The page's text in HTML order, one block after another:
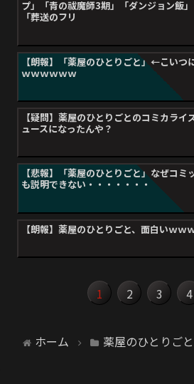
プ」「青の祓魔師3期」「ダンジョン飯」
「葬送のフリ
【朗報】「薬屋のひとりごと」←こいつ
ｗｗｗｗｗｗ
【疑問】薬屋のひとりごとのコミカライ
ュースになったんや？
【悲報】「薬屋のひとりごと」なぜコ
も説明できない・・・・・・・
【朗報】薬屋のひとりごと、面白いｗｗ
1 2 3 4
ホーム 薬屋のひとりごと